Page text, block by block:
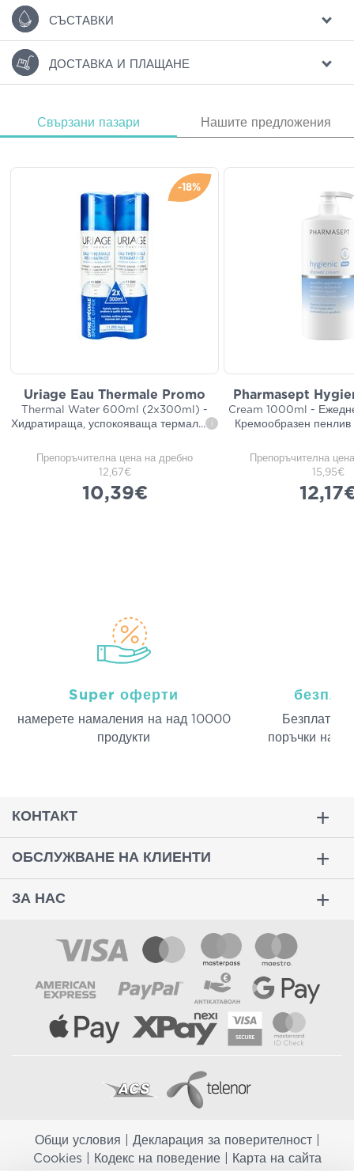
СЪСТАВКИ
ДОСТАВКА И ПЛАЩАНЕ
Свързани пазари Нашите предложения
-18%
Uriage Eau Thermale Promo
Thermal Water 600ml (2x300ml) -
Хидратираща, успокояваща термал... i
Препоръчителна цена на дребно
12,67€
10,39€
Pharmasept
Cream 1000ml -
Кремообразен пенлив
Препоръчителна
15,95€
Super оферти
намерeте намаления на над 10000
продукти
Безплатна
поръчки над
КОНТАКТ
ОБСЛУЖВАНЕ НА КЛИЕНТИ
ЗА НАС
Общи условия Декларация за поверителност|
Cookies
Кодекс на поведение| Карта на сайта